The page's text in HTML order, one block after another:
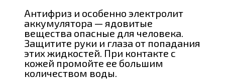
Антифриз и особенно электролит
аккумулятора — ядовитые
вещества опасные для человека.
Защитите руки и глаза от попадания
этих жидкостей. При контакте с
кожей промойте ее большим
количеством воды.